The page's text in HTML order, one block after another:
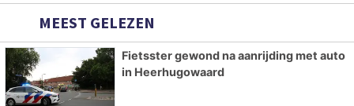
MEEST GELEZEN
Fietsster gewond na aanrijding met auto
in Heerhugowaard